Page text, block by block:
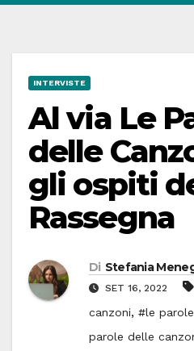
INTERVISTE
Al via Le
delle
gli ospiti
Rassegna
Di Stefania
SET 16, 2022
canzoni, #le
parole delle